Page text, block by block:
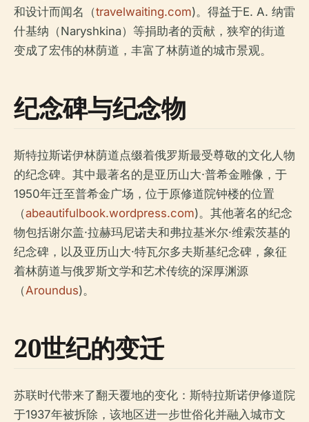
和设计而闻名（travelwaiting.com)。得益于E. A. 纳雷
什基纳（Naryshkina）等捐助者的贡献，狭窄的街道
变成了宏伟的林荫道，丰富了林荫道的城市景观。
纪念碑与纪念物
斯特拉斯诺伊林荫道点缀着俄罗斯最受尊敬的文化人物
的纪念碑。其中最著名的是亚历山大·普希金雕像，于
1950年迁至普希金广场，位于原修道院钟楼的位置
（abeautifulbook.wordpress.com)。其他著名的纪念
物包括谢尔盖·拉赫玛尼诺夫和弗拉基米尔·维索茨基的
纪念碑，以及亚历山大·特瓦尔多夫斯基纪念碑，象征
着林荫道与俄罗斯文学和艺术传统的深厚渊源
（Aroundus)。
20世纪的变迁
苏联时代带来了翻天覆地的变化：斯特拉斯诺伊修道院
于1937年被拆除，该地区进一步世俗化并融入城市文